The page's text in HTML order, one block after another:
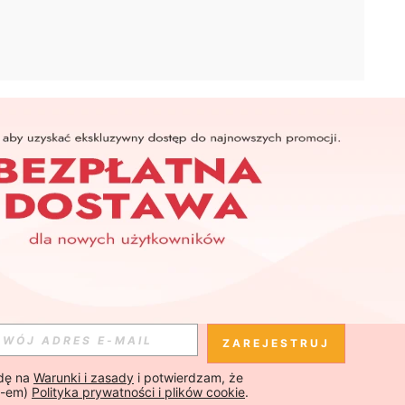
APLIKACJA
ZAREJESTRUJ
na Warunki i zasady i potwierdzam, że
em) Polityka prywatności i plików cookie.